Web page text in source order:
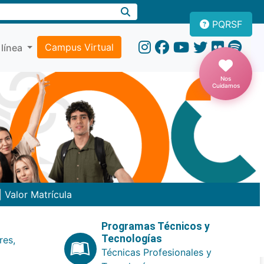
Campus Virtual
PQRSF
Nos
Cuidamos
Valor Matrícula
Programas Técnicos y
Tecnologías
Técnicas Profesionales y